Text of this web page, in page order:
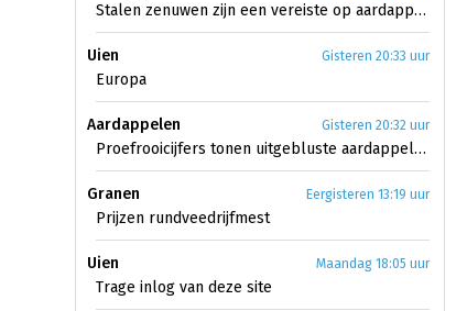
Stalen zenuwen zijn een vereiste op aardappelmarkt
Uien Gisteren 20:33 uur
Europa
Aardappelen Gisteren 20:32 uur
Proefrooicijfers tonen uitgebluste aardappelen
Granen Eergisteren 13:19 uur
Prijzen rundveedrijfmest
Uien Maandag 18:05 uur
Trage inlog van deze site